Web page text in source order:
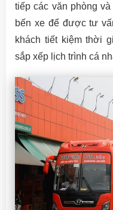
tiếp các văn phòng
bến xe để được tư
khách tiết kiệm thời
sắp xếp lịch trình cá